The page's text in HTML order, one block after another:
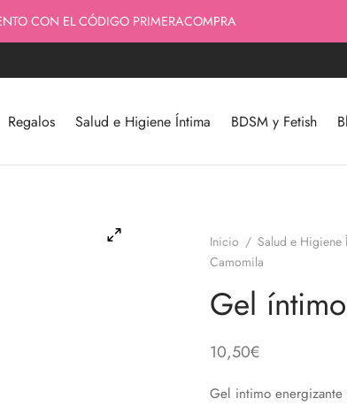
DISCRETOS - CALIDAD Y ASESORAMIENTO
CON EL CÓDIGO PRIMERACOMPRA
Regalos Salud e Higiene Íntima BDSM y Fetish
Inicio / Salud e Higiene
Camomila
Gel
10,50€
Gel intimo